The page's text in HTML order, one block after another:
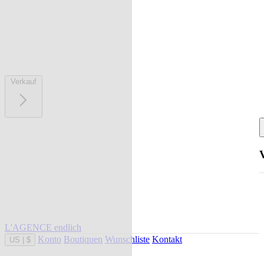
Verkauf
L'AGENCE endlich
US $ Konto Boutiquen Wunschliste Kontakt